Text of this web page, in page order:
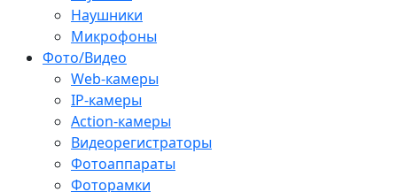
Наушники
Микрофоны
Фото/Видео
Web-камеры
IP-камеры
Action-камеры
Видеорегистраторы
Фотоаппараты
Фоторамки